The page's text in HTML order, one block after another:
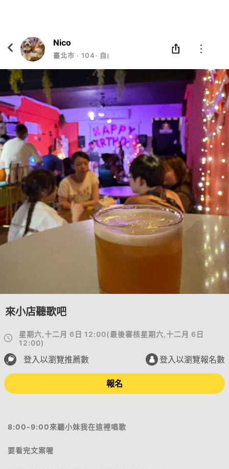
Nico
臺北市 ‧ 104‧ 自由業
來小店聽歌吧
星期六,十二月 6日 12:00(最後審核星期六,十二月 6日
12:00)
登入以瀏覽推薦數 登入以瀏覽報名數
報名
8:00-9:00來聽小妹我在這裡唱歌
要看完文案喔